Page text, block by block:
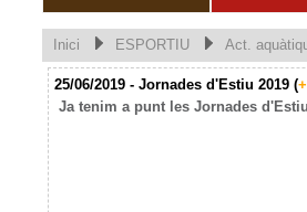
Inici ESPORTIU Act.
25/06/2019 - Jornades d'Estiu 2019 (
Ja tenim a punt les Jornades